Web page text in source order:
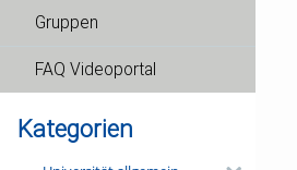
Gruppen
FAQ Videoportal
Kategorien